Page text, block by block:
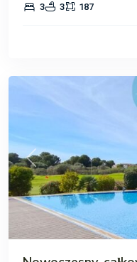
3 3 187
Santa
Poprzedni